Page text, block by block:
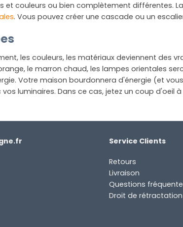
couleurs ou bien complètement différentes.
. Vous pouvez créer une cascade ou un
les couleurs, les matériaux deviennent des
le marron chaud, les lampes orientales
Votre maison bourdonnera d'énergie (et
luminaires. Dans ce cas, jetez un coup d'oeil à
Service Clients
Retours
Livraison
Questions
Droit de rétractation